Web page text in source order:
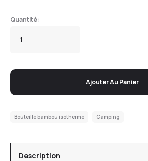
Ajouter Au Panier
Bouteille bambou isotherme Camping
Description